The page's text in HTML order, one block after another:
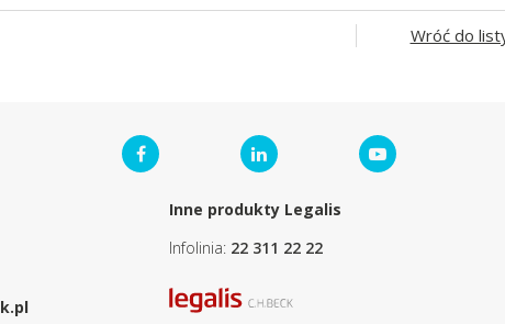
Wróć do
Inne produkty Legalis
Infolinia: 22 311 22 22